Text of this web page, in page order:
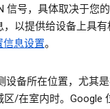
信号，具体取决于您
以提供给设备上具有
信息设置。
备所在位置，尤其是
/在室内时。Google